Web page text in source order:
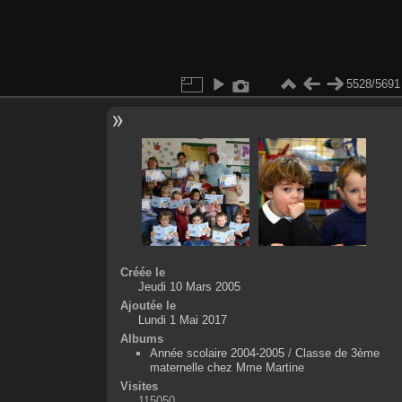
5528/5691
Créée le
Jeudi 10 Mars 2005
Ajoutée le
Lundi 1 Mai 2017
Albums
Année scolaire 2004-2005/ Classe de 3ème
maternelle chez Mme Martine
Visites